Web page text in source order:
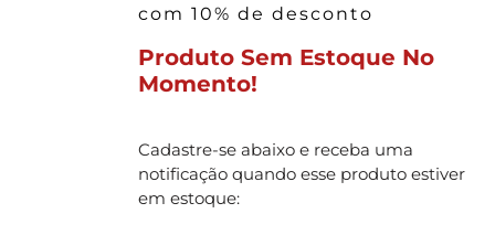
com 10% de desconto
Produto Sem Estoque No
Momento!
Cadastre-se abaixo e receba uma
notificação quando esse produto estiver
em estoque: